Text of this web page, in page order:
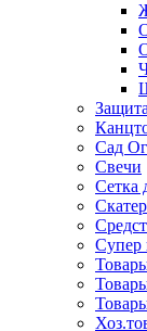
Сад
Свечи
Сетка
Супер